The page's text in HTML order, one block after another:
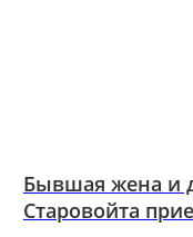
Бывшая жена и
Старовойта